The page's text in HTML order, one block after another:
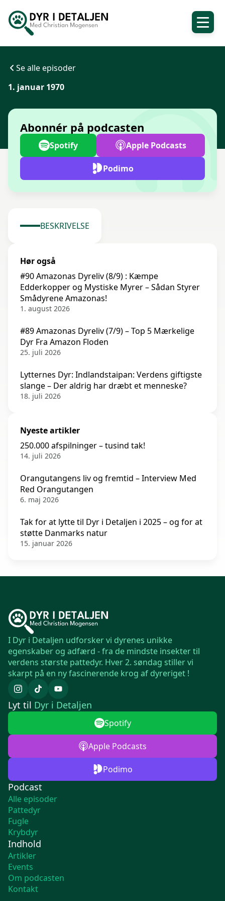
Se alle episoder
1. januar 1970
Abonnér på podcasten
Spotify Apple Podcasts
Podimo
BESKRIVELSE
Hør også
#90 Amazonas Dyreliv (8/9) : Kæmpe
Edderkopper og Mystiske Myrer – Sådan Styrer
Smådyrene Amazonas!
1. august 2026
#89 Amazonas Dyreliv (7/9) – Top 5 Mærkelige
Dyr Fra Amazon Floden
25. juli 2026
Lytternes Dyr: Indlandstaipan: Verdens giftigste
slange – Der aldrig har dræbt et menneske?
18. juli 2026
Nyeste artikler
250.000 afspilninger – tusind tak!
14. juli 2026
Orangutangens liv og fremtid – Interview Med
Red Orangutangen
6. maj 2026
Tak for at lytte til Dyr i Detaljen i 2025 – og for at
støtte Danmarks natur
15. januar 2026
I Dyr i Detaljen udforsker vi dyrenes unikke
egenskaber og adfærd - fra de mindste insekter til
verdens største pattedyr. Hver 2. søndag stiller vi
skarpt på en ny fascinerende krog af dyreriget !
Podcast
Alle episoder
Pattedyr
Fugle
Krybdyr
Indhold
Artikler
Events
Om podcasten
Kontakt
Lyt til Dyr i Detaljen
Spotify
Apple Podcasts
Podimo